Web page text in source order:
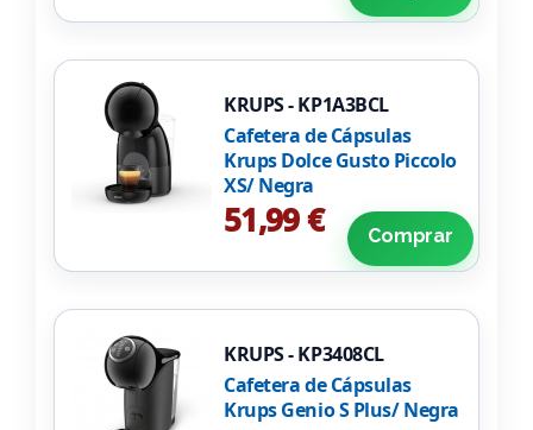
KRUPS - KP1A3BCL
Cafetera de Cápsulas
Krups Dolce Gusto Piccolo
XS/ Negra
51,99 € Comprar
KRUPS - KP3408CL
Cafetera de Cápsulas
Krups Genio S Plus/ Negra